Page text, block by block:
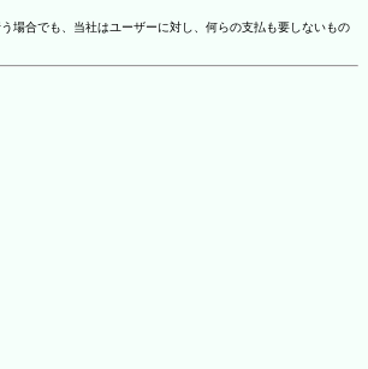
場合でも、当社はユーザーに対し、何らの支払も要しないもの